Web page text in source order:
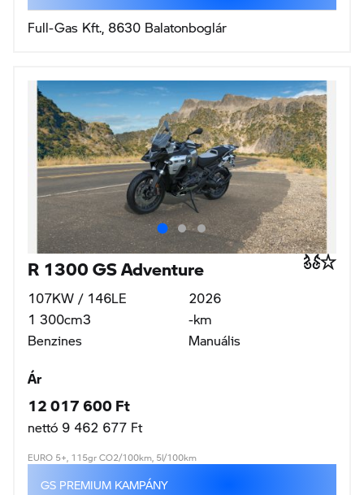
Full-Gas Kft., 8630 Balatonboglár
R 1300 GS Adventure
107KW / 146LE
1 300cm3
Benzines
2026
-km
Manuális
Ár
12 017 600 Ft
nettó 9 462 677 Ft
EURO 5+, 115gr CO2/100km, 5l/100km
GS PREMIUM KAMPÁNY